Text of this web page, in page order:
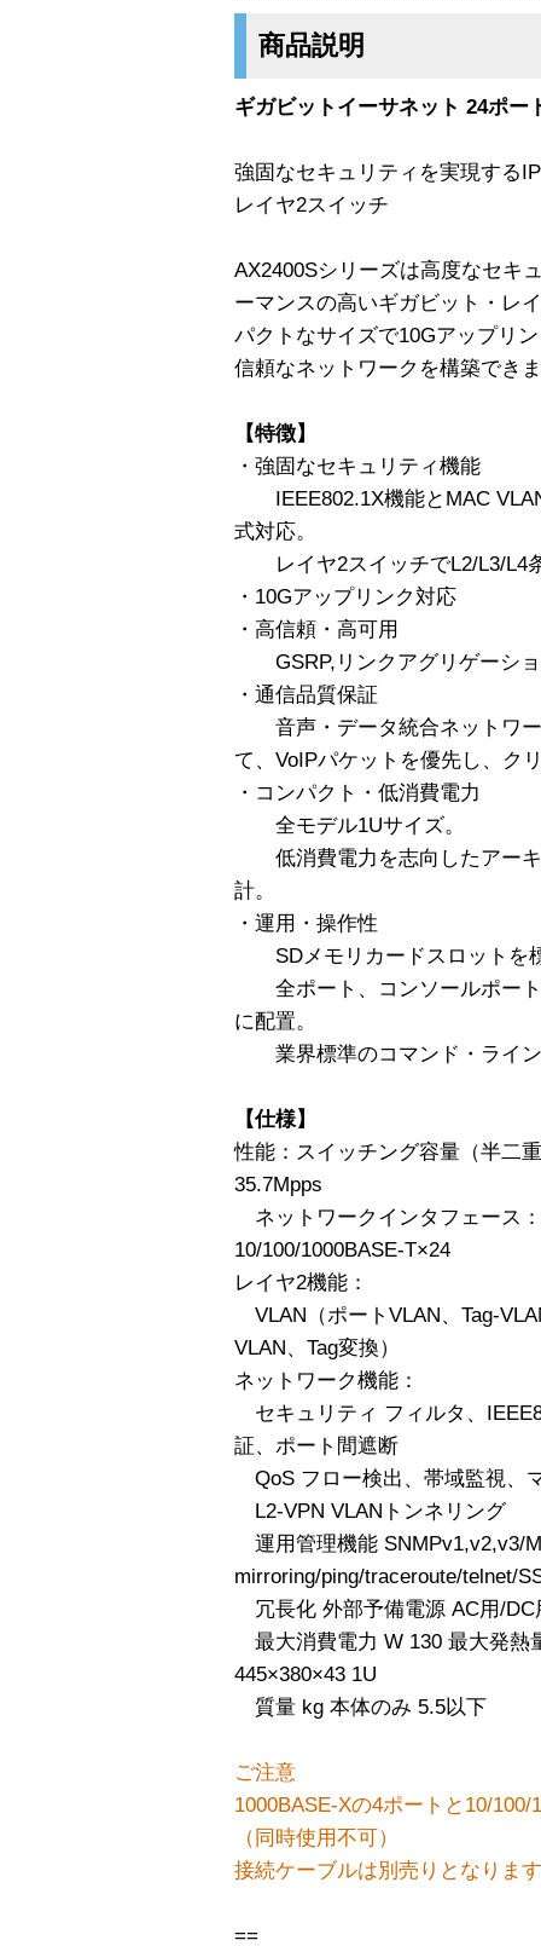
商品説明
ギガビットイーサネット 24ポー
強固なセキュリティを実現する
レイヤ2スイッチ
AX2400Sシリーズは高度なセキ
ーマンスの高いギガビット・レ
パクトなサイズで10Gアップリ
信頼なネットワークを構築でき
【特徴】
・強固なセキュリティ機能
IEEE802.1X機能とMAC
式対応。
レイヤ2スイッチでL2/L3/L4
・10Gアップリンク対応
・高信頼・高可用
GSRP,リンクアグリゲーシ
・通信品質保証
音声・データ統合ネットワー
て、VoIPパケットを優先し、ク
・コンパクト・低消費電力
全モデル1Uサイズ。
低消費電力を志向したアーキ
計。
・運用・操作性
SDメモリカードスロットを
全ポート、コンソールポート
に配置。
業界標準のコマンド・ライン
【仕様】
性能：スイッチング容量（半二
35.7Mpps
ネットワークインタフェース
10/100/1000BASE-T×24
レイヤ2機能：
VLAN（ポートVLAN、Tag-
VLAN、Tag変換）
ネットワーク機能：
セキュリティ フィルタ、
証、ポート間遮断
QoS フロー検出、帯域監視、
L2-VPN VLANトンネリング
運用管理機能
mirroring/ping/traceroute/telnet/
冗長化 外部予備電源 AC用/DC
最大消費電力 W 130 最大発
445×380×43 1U
質量 kg 本体のみ 5.5以下
ご注意
1000BASE-Xの4ポートと10/
（同時使用不可）
接続ケーブルは別売りとなります
==